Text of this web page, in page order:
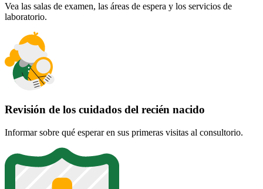
Vea las salas de examen, las áreas de espera y los servicios de
laboratorio.
Revisión de los cuidados del recién nacido
Informar sobre qué esperar en sus primeras visitas al consultorio.